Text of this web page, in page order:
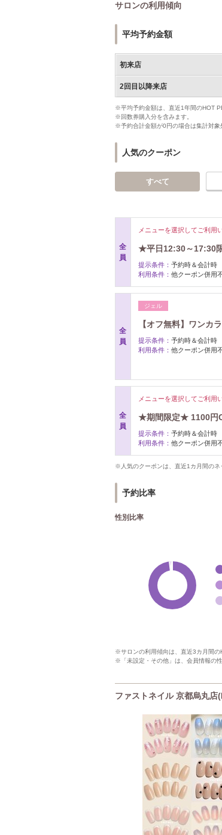
サロンの利用傾向
平均予約金額
初来店
2回目以降来店
※平均予約金額は、直近1年間のHOT
※回数券購入分を含みます。
※予約合計金額が0円の場合は集計対象
人気のクーポン
すべて
全
員
メニューを選択してご利用
★平日12:30～17:30
提示条件： 予約時＆会計時
利用条件： 他クーポン併用
全
員
ジェル
【オフ無料】ワンカ
提示条件： 予約時＆会計時
利用条件： 他クーポン併用
全
員
メニューを選択してご利用
★期間限定★ 1100円
提示条件： 予約時＆会計時
利用条件： 他クーポン併用
※人気のクーポンは、直近1カ月間のネ
予約比率
性別比率
※サロンの利用傾向は、直近3カ月間の
※「未設定・その他」は、会員情報の
ファストネイル 京都烏丸